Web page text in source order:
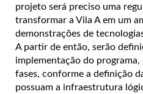
projeto será preciso uma
transformar a Vila A em um
demonstrações de
A partir de então, serão
implementação do
fases, conforme a definição
possuam a infraestrutura